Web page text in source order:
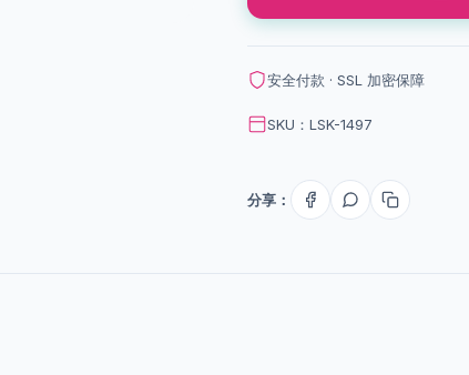
安全付款 · SSL 加密保障
SKU：LSK-1497
分享：